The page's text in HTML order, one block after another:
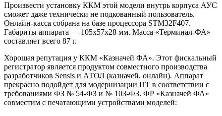
Произвести установку ККМ этой модели внутрь корпуса АУС
сможет даже технически не подкованный пользователь.
Онлайн-касса собрана на базе процессора STM32F407.
Габариты аппарата — 105x57x28 мм. Масса «Терминал-ФА»
составляет всего 87 г.
Хорошая репутация у ККМ «Казначей ФА». Этот фискальный
регистратор является продуктом совместного производства
разработчиков Sensis и АТОЛ (казначей. онлайн). Аппарат
прекрасно подойдет для модернизации ПТ в соответствии с
требованиями ФЗ № 54-ФЗ и № 103-ФЗ. ФР «Казначей ФА»
совместим с печатающими устройствами моделей: